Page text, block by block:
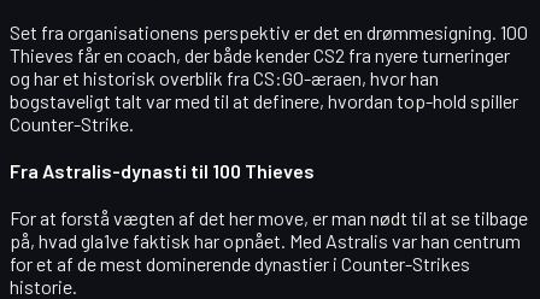
Set fra organisationens perspektiv er det en drømmesigning. 100
Thieves får en coach, der både kenderCS2 fra nyere turneringer
og har et historisk overblik fra CS:GO-æraen, hvor han
bogstaveligt talt var med til at definere, hvordan top-hold spiller
Counter-Strike.
Fra Astralis-dynasti til 100 Thieves
For at forstå vægten af det her move, er man nødt til at se tilbage
på, hvad gla1ve faktisk har opnået. Med Astralis var han centrum
for et af de mest dominerende dynastier i Counter-Strikes
historie.